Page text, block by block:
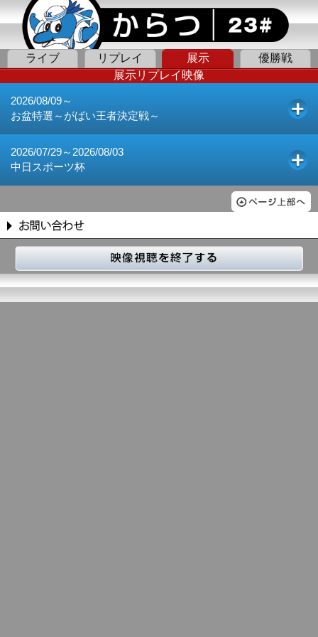
ライブ リプレイ 展示
優勝戦
展示リプレイ映像
2026/08/09～
お盆特選～がばい王者決定戦～
2026/07/29～2026/08/03
中日スポーツ杯